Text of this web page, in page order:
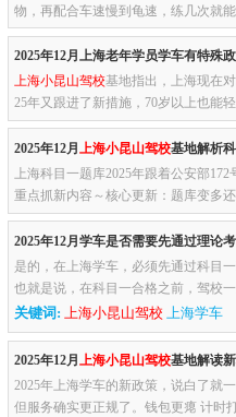
物，再配合车速慢到龟速，练几次就
2025年12月上海老年学员学车有特殊
上海小昆山驾校基地指出，上海现在
25年又跟进了新措施，70岁以上也能
到，我给你捋捋这些实在政策：年龄
2025年12月上海小昆山驾校基地解析
上海科目一题库2025年跟着公安部
重点抓新内容～核心更新：题库变多
道，新增的全是实用干货，新能源车
2025年12月学车是否需要先通过理论
是的，在上海学车，必须先通过科目
也就是说，在科目一合格之前，驾校
流程是这样的：你先报名、体检、面
关键词: 上海小昆山驾校 上海学车
2025年12月上海小昆山驾校基地解读
2025年上海学车的新政策，说白了就
但服务确实更正规了。钱包更瘪 计时